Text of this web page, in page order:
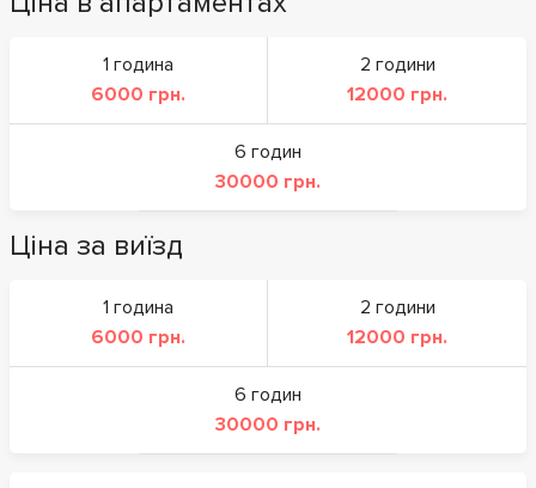
1 година
6000 грн.
2 години
12000 грн.
6 годин
30000 грн.
Ціна за виїзд
1 година
6000 грн.
2 години
12000 грн.
6 годин
30000 грн.